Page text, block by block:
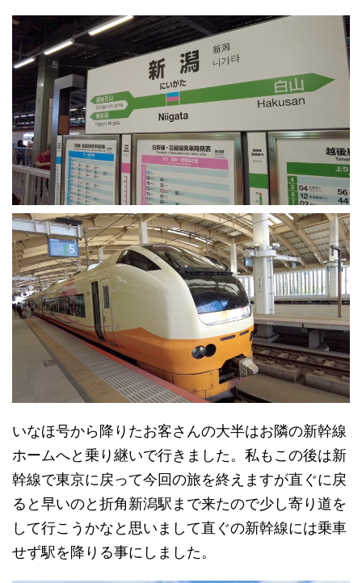
いなほ号から降りたお客さんの大半はお隣の新幹線
ホームへと乗り継いで行きました。私もこの後は新
幹線で東京に戻って今回の旅を終えますが直ぐに戻
ると早いのと折角新潟駅まで来たので少し寄り道を
して行こうかなと思いまして直ぐの新幹線には乗車
せず駅を降りる事にしました。